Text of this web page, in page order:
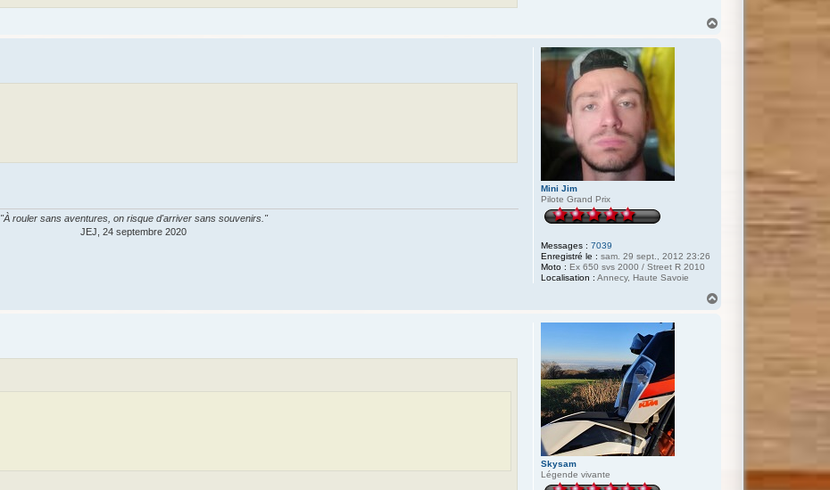
Mini Jim
Pilote Grand Prix
Messages : 7039
Enregistré le : sam. 29 sept., 2012 23:26
Moto : Ex 650 svs 2000 / Street R 2010
Localisation : Annecy, Haute Savoie
"À rouler sans aventures, on risque d'arriver sans souvenirs."
JEJ, 24 septembre 2020
Skysam
Légende vivante